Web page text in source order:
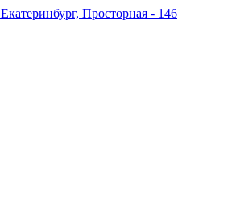
Екатеринбург, Просторная - 146